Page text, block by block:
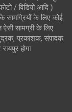
/ विडियो आदि )
सामग्रियों के लिए कोई
ऐसी सामग्री के लिए
मुद्रक, प्रकाशक, संपादक
होगा